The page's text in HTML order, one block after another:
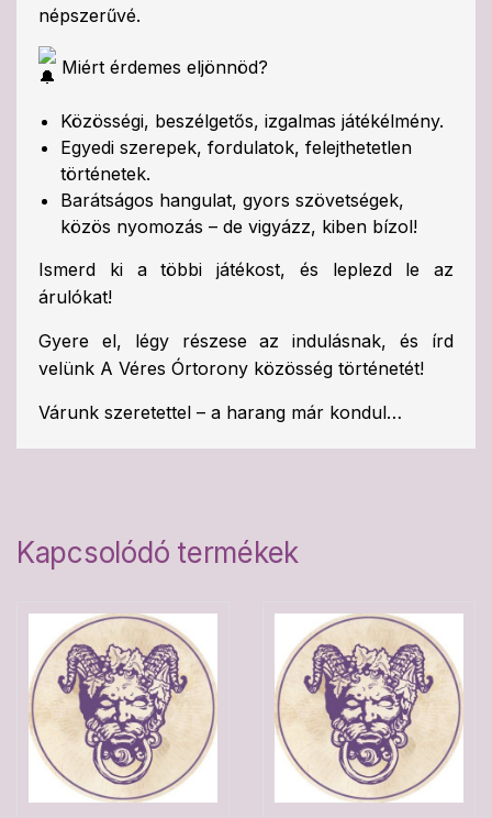
népszerűvé.
Miért érdemes eljönnöd?
Közösségi, beszélgetős, izgalmas játékélmény.
Egyedi szerepek, fordulatok, felejthetetlen
történetek.
Barátságos hangulat, gyors szövetségek,
közös nyomozás – de vigyázz, kiben bízol!
Ismerd ki a többi játékost, és leplezd le az
árulókat!
Gyere el, légy részese az indulásnak, és írd
velünk A Véres Órtorony közösség történetét!
Várunk szeretettel – a harang már kondul…
Kapcsolódó termékek